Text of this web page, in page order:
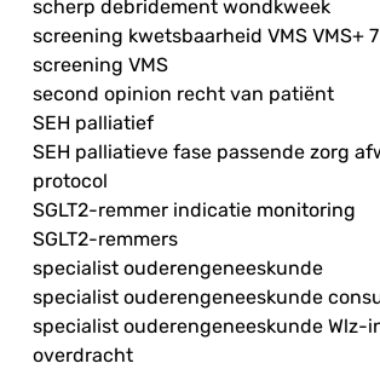
scherp debridement wondkweek
screening kwetsbaarheid VMS VMS+
screening VMS
second opinion recht van patiënt
SEH palliatief
SEH palliatieve fase passende zorg
protocol
SGLT2-remmer indicatie monitoring
SGLT2-remmers
specialist ouderengeneeskunde
specialist ouderengeneeskunde
specialist ouderengeneeskunde Wlz-
overdracht